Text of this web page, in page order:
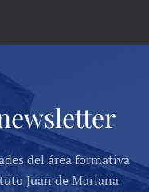
del área formativa
Juan de Mariana